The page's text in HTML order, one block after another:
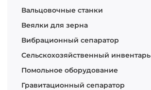
Вальцовочные станки
Веялки для зерна
Вибрационный сепаратор
Сельскохозяйственный инвентарь
Помольное оборудование
Гравитационный сепаратор